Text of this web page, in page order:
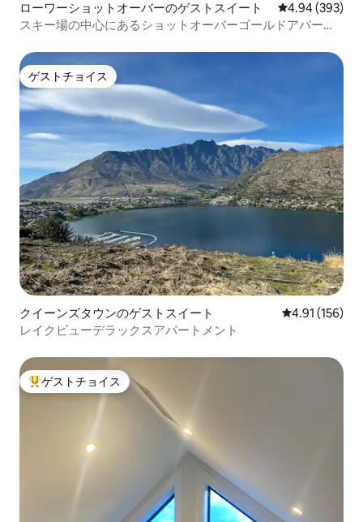
ローワーショットオーバーのゲストスイート レビュー393
4.94 (393)
スキー場の中心にあるショットオーバーゴールドアパート
ゲストチョイス
ゲストチョイス
クイーンズタウンのゲストスイート レビュー156
4.91 (156)
レイクビューデラックスアパートメント
大好評のゲストチョイスです。
ゲストチョイス